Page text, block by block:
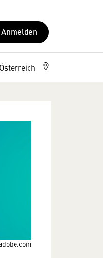
Anmelden
Österreich